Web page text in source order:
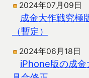
2024年07月09日
成金大作戦究極
（暫定）
2024年06月18日
iPhone版の成金